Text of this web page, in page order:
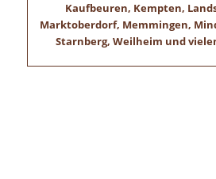
Kaufbeuren, Kempten,
Marktoberdorf, Memmingen,
Starnberg, Weilheim und